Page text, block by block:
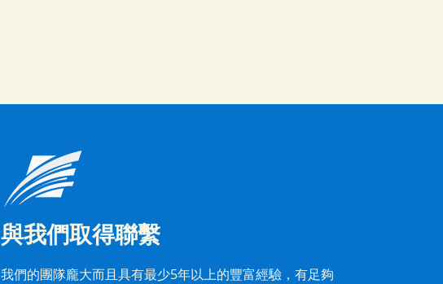
與我們取得聯繫
我們的團隊龐大而且具有最少5年以上的豐富經驗，有足夠